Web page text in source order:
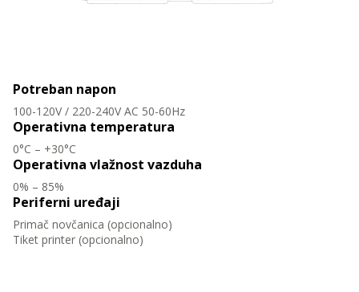
Potreban napon
100-120V / 220-240V AC 50-60Hz
Operativna temperatura
0°C – +30°C
Operativna vlažnost vazduha
0% – 85%
Periferni uređaji
Primač novčanica (opcionalno)
Tiket printer (opcionalno)